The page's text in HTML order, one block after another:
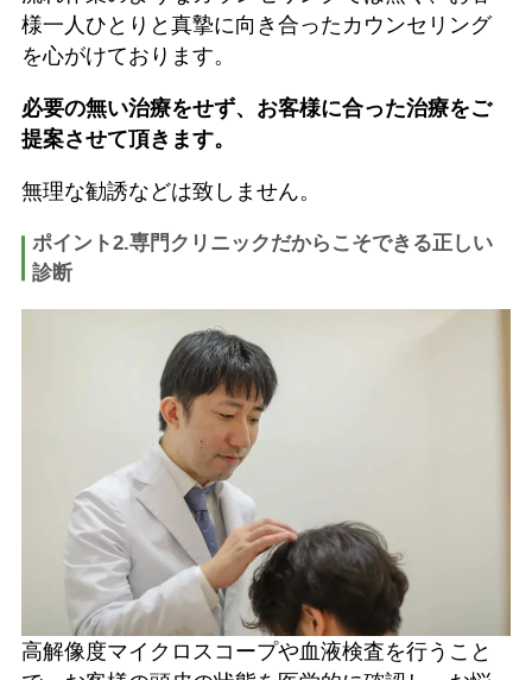
様一人ひとりと真摯に向き合ったカウンセリング
を心がけております。
必要の無い治療をせず、お客様に合った治療をご
提案させて頂きます。
無理な勧誘などは致しません。
ポイント2.専門クリニックだからこそできる正しい
診断
高解像度マイクロスコープや血液検査を行うこと